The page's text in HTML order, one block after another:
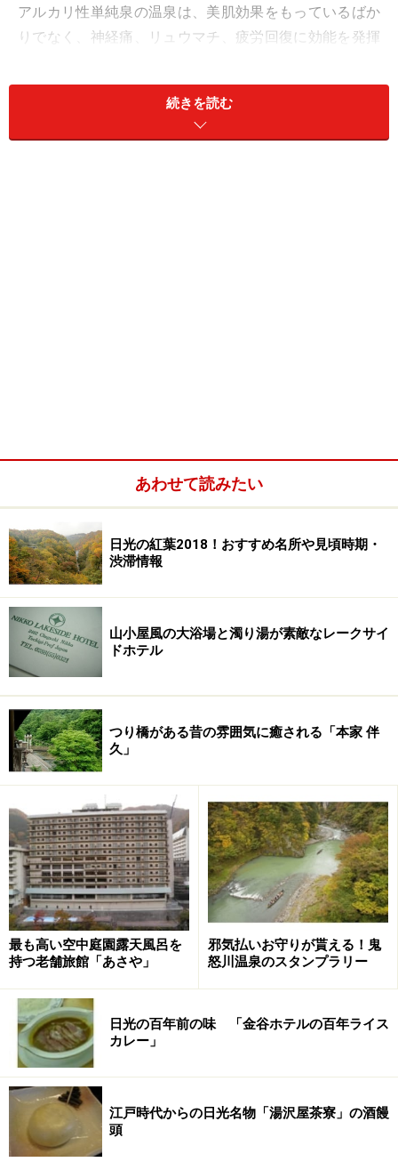
アルカリ性単純泉の温泉は、美肌効果をもっているばか
りでなく、神経痛、リュウマチ、疲労回復に効能を発揮
われています。
食事は、部屋食、個室、ブッフェのスタイルを準備して
他にも、エステ、占い、カラオケ、プール、売店などを
完備し、様々な楽しみに満ちた一夜を過ごすことができ
■あさや
住所：栃木県日光市鬼怒川温泉滝813
電話番号：0288-77-1111
アクセス：鬼怒川温泉駅から東部ダイヤルバス 約8分
HP：
www.asaya-hotel.co.jp/
※データは記事公開時点のものです。
※記事内容は執筆時点のものです。最新の内容をご確認くださ
い。
続きを読む
あわせて読みたい
日光の紅葉2018！おすすめ名所や見頃時期・
渋滞情報
山小屋風の大浴場と濁り湯が素敵なレークサイ
ドホテル
つり橋がある昔の雰囲気に癒される「本家 伴
久」
最も高い空中庭園露天風呂を
持つ老舗旅館「あさや」
邪気払いお守りが貰える！鬼
怒川温泉のスタンプラリー
日光の百年前の味 「金谷ホテルの百年ライス
カレー」
江戸時代からの日光名物「湯沢屋茶寮」の酒饅
頭